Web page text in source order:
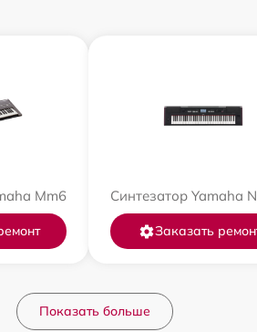
Mm6 Синтезатор Yamaha
Заказать
Показать больше